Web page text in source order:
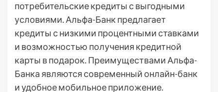
потребительские кредиты с выгодными
условиями. Альфа-Банк предлагает
кредиты с низкими процентными ставками
и возможностью получения кредитной
карты в подарок. Преимуществами Альфа-
Банка являются современный онлайн-банк
и удобное мобильное приложение.